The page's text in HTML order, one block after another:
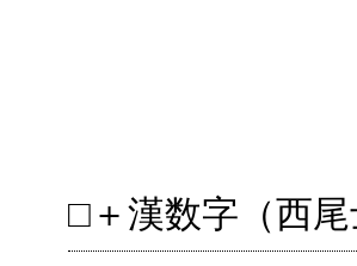
□＋漢数字（西尾